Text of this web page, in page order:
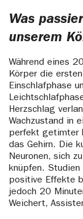
Was
unserem
Während eines
Körper die
Einschlafphase
Herzschlag
Wachzustand in
perfekt getimter
das Gehirn. Die
Neuronen, sich
knüpfen.
positive Effekte
jedoch 20
Weichert,